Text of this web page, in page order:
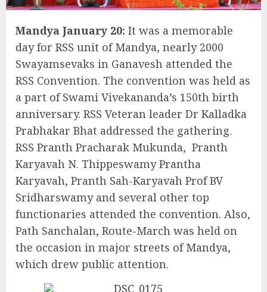
Mandya January 20: It was a memorable
day for RSS unit of Mandya, nearly 2000
Swayamsevaks in Ganavesh attended the
RSS Convention. The convention was held as
a part of Swami Vivekananda’s 150th birth
anniversary. RSS Veteran leader Dr Kalladka
Prabhakar Bhat addressed the gathering.
RSS Pranth Pracharak Mukunda, Pranth
Karyavah N. Thippeswamy Prantha
Karyavah, Pranth Sah-Karyavah Prof BV
Sridharswamy and several other top
functionaries attended the convention. Also,
Path Sanchalan, Route-March was held on
the occasion in major streets of Mandya,
which drew public attention.